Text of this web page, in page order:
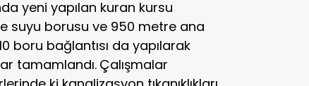
yeni yapılan kuran kursu
suyu borusu ve 950 metre ana
boru bağlantısı da yapılarak
tamamlandı. Çalışmalar